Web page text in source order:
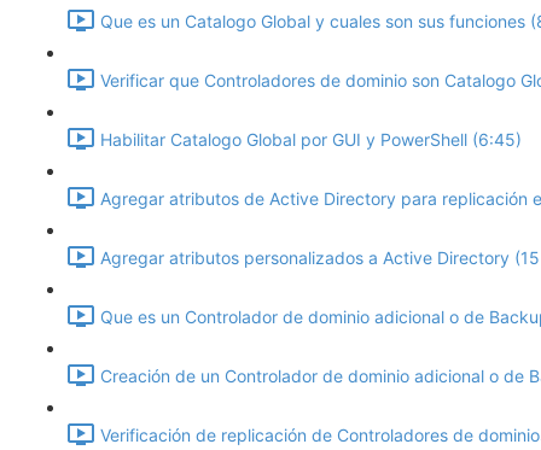
Que es un Catalogo Global y cuales son sus funciones
Verificar que Controladores de dominio son Catalogo
Habilitar Catalogo Global por GUI y PowerShell (6:45)
Agregar atributos de Active Directory para replicación
Agregar atributos personalizados a Active Directory
Que es un Controlador de dominio adicional o de
Creación de un Controlador de dominio adicional o de
Verificación de replicación de Controladores de